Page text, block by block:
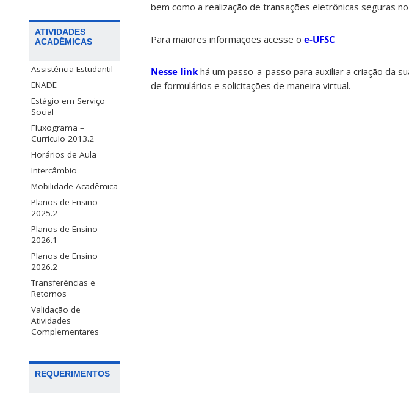
ATIVIDADES
ACADÊMICAS
Assistência Estudantil
ENADE
Estágio em Serviço
Social
Fluxograma –
Currículo 2013.2
Horários de Aula
Intercâmbio
Mobilidade Acadêmica
Planos de Ensino
2025.2
Planos de Ensino
2026.1
Planos de Ensino
2026.2
Transferências e
Retornos
Validação de
Atividades
Complementares
REQUERIMENTOS
bem como a realização de transações eletrônicas seguras no
Para maiores informações acesse o e-UFSC
Nesse link há um passo-a-passo para auxiliar a criação da
de formulários e solicitações de maneira virtual.